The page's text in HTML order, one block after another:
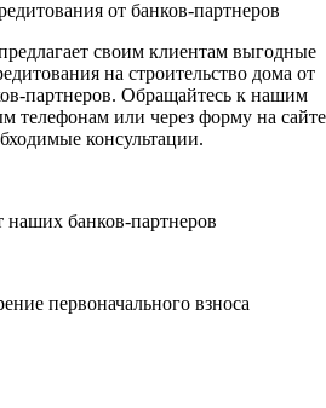
от банков-партнеров
своим клиентам выгодные
на строительство дома от
партнеров. Обращайтесь к нашим
телефонам или через форму на сайте
консультации.
банков-партнеров
первоначального взноса